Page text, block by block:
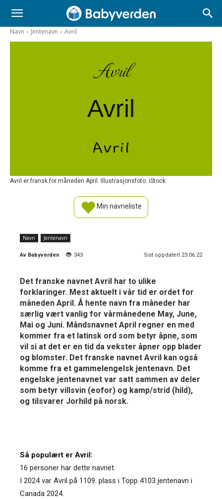
Navn Jentenavn Avril
Avril
Avril
Avril
Avril er fransk for måneden April. Illustrasjonsfoto: iStock
Min navneliste
Navn Jentenavn
Av Babyverden 343 Sist oppdatert 23.06.22
Det franske navnet Avril har to ulike
forklaringer. Mest aktuelt i vår tid er ordet for
måneden April. Å hente navn fra måneder har
særlig vært vanlig for vårmånedene May, June,
Mai og Juni. Måndsnavnet April regner en med
kommer fra et latinsk ord som betyr åpne, som
vil si at det er en tid da vekster åpner opp blader
og blomster. Det franske navnet Avril kan også
komme fra et gammelengelsk jentenavn. Det
engelske jentenavnet var satt sammen av deler
som betyr villsvin (eofor) og kamp/strid (hild),
og tilsvarer Jorhild på norsk.
Så populært er Avril:
16 personer har dette navnet.
I 2024 var Avril på 1109. plass i Topp 4103 jentenavn i
Canada 2024.